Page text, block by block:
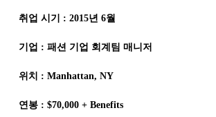
취업 시기 : 2015년 6월
기업 : 패션 기업 회계팀 매니저
위치 : Manhattan, NY
연봉 : $70,000 + Benefits